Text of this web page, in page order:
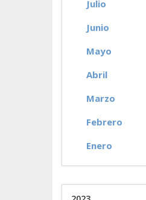
Julio
Junio
Mayo
Abril
Marzo
Febrero
Enero